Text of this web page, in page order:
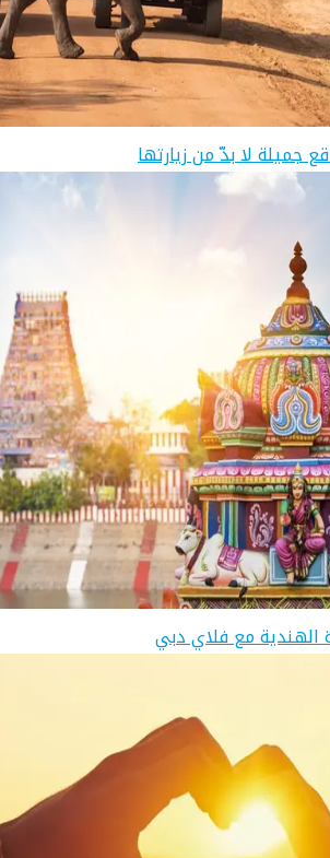
جميلة لا بدّ من زيارتها
مع فلاي دبي